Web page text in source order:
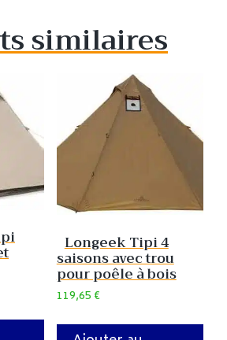
similaires
Longeek Tipi 4
saisons avec trou
pour poêle à bois
119,65€